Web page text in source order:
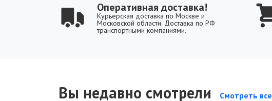
Оперативная доставка!
Курьерская доставка по Москве и
Московской области. Доставка по РФ
транспортными компаниями.
Вы недавно смотрели Смотреть все